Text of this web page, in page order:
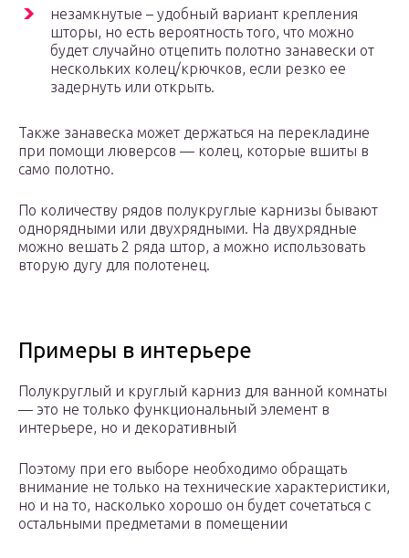
незамкнутые – удобный вариант крепления
шторы, но есть вероятность того, что можно
будет случайно отцепить полотно занавески от
нескольких колец/крючков, если резко ее
задернуть или открыть.
Также занавеска может держаться на перекладине
при помощи люверсов — колец, которые вшиты в
само полотно.
По количеству рядов полукруглые карнизы бывают
однорядными или двухрядными. На двухрядные
можно вешать 2 ряда штор, а можно использовать
вторую дугу для полотенец.
Примеры в интерьере
Полукруглый и круглый карниз для ванной комнаты
— это не только функциональный элемент в
интерьере, но и декоративный
Поэтому при его выборе необходимо обращать
внимание не только на технические характеристики,
но и на то, насколько хорошо он будет сочетаться с
остальными предметами в помещении